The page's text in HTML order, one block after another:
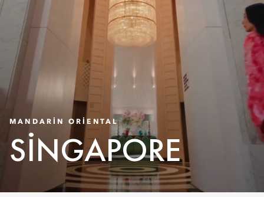
MANDARIN ORIENTAL
SINGAPORE